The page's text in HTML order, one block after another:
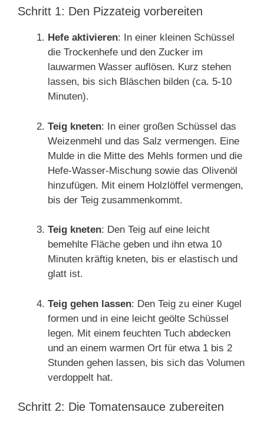
Schritt 1: Den Pizzateig vorbereiten
Hefe aktivieren: In einer kleinen Schüssel
die Trockenhefe und den Zucker im
lauwarmen Wasser auflösen. Kurz stehen
lassen, bis sich Bläschen bilden (ca. 5-10
Minuten).
Teig kneten: In einer großen Schüssel das
Weizenmehl und das Salz vermengen. Eine
Mulde in die Mitte des Mehls formen und die
Hefe-Wasser-Mischung sowie das Olivenöl
hinzufügen. Mit einem Holzlöffel vermengen,
bis der Teig zusammenkommt.
Teig kneten: Den Teig auf eine leicht
bemehlte Fläche geben und ihn etwa 10
Minuten kräftig kneten, bis er elastisch und
glatt ist.
Teig gehen lassen: Den Teig zu einer Kugel
formen und in eine leicht geölte Schüssel
legen. Mit einem feuchten Tuch abdecken
und an einem warmen Ort für etwa 1 bis 2
Stunden gehen lassen, bis sich das Volumen
verdoppelt hat.
Schritt 2: Die Tomatensauce zubereiten